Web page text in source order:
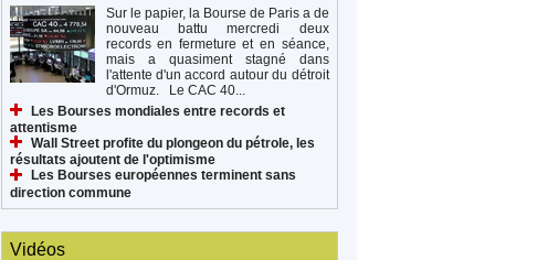
Sur le papier, la Bourse de Paris a de
nouveau battu mercredi deux
records en fermeture et en séance,
mais a quasiment stagné dans
l'attente d'un accord autour du détroit
d'Ormuz. Le CAC 40...
Les Bourses mondiales entre records et
attentisme
Wall Street profite du plongeon du pétrole, les
résultats ajoutent de l'optimisme
Les Bourses européennes terminent sans
direction commune
Vidéos